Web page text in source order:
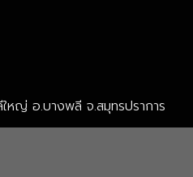
ญ่ อ.บางพลี จ.สมุทรปราการ